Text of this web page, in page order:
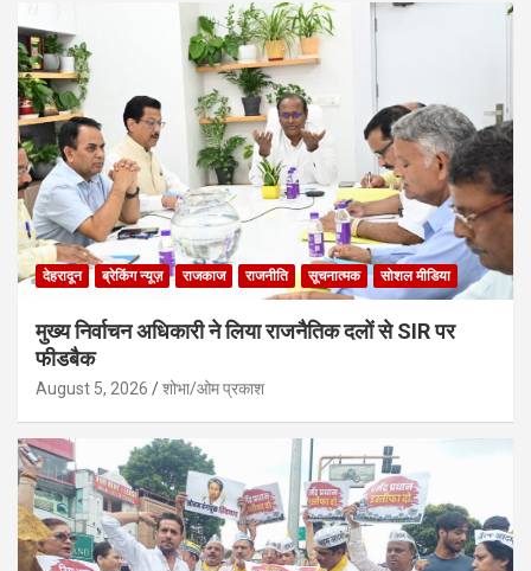
देहरादून ब्रेकिंग न्यूज़ राजकाज राजनीति सूचनात्मक सोशल मीडिया
मुख्य निर्वाचन अधिकारी ने लिया राजनैतिक दलों से SIR पर
फीडबैक
August 5, 2026 शोभा/ओम प्रकाश